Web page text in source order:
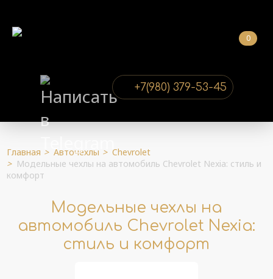
0
+7(980) 379-53-45
Главная > Авточехлы > Chevrolet
> Модельные чехлы на автомобиль Chevrolet Nexia: стиль и
комфорт
Модельные чехлы на
автомобиль Chevrolet Nexia:
стиль и комфорт